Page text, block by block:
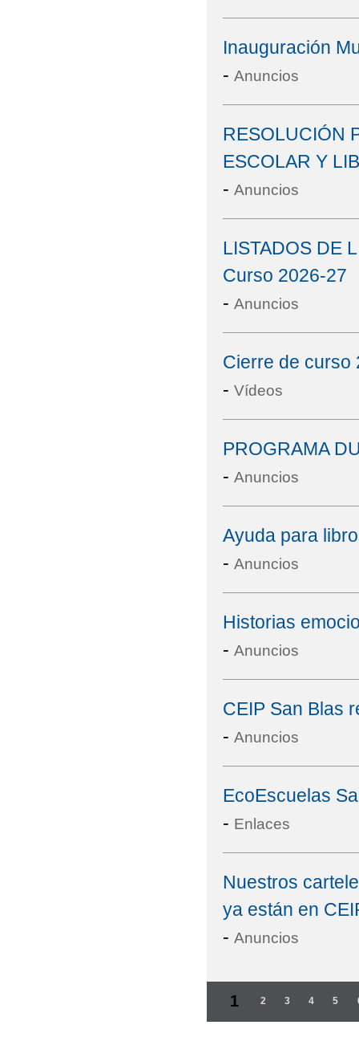
Inauguración
- Anuncios
RESOLUCIÓN
ESCOLAR Y
- Anuncios
LISTADOS DE
Curso 2026-27
- Anuncios
Cierre de curso
- Vídeos
PROGRAMA
- Anuncios
Ayuda para
- Anuncios
Historias
- Anuncios
CEIP San Blas
- Anuncios
EcoEscuelas
- Enlaces
Nuestros
ya están en
- Anuncios
Páginas
1 2 3 4 5